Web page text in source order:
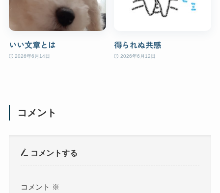
いい文章とは
2026年6月14日
得られぬ共感
2026年6月12日
コメント
コメントする
コメント ※